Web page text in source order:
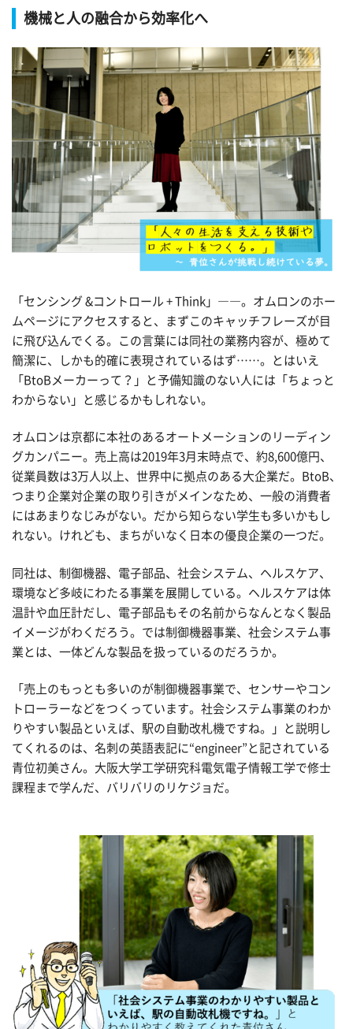
機械と人の融合から効率化へ
「センシング &コントロール + Think」――。オムロンのホー
ムページにアクセスすると、まずこのキャッチフレーズが目
に飛び込んでくる。この言葉には同社の業務内容が、極めて
簡潔に、しかも的確に表現されているはず……。とはいえ
「BtoBメーカーって？」と予備知識のない人には「ちょっと
わからない」と感じるかもしれない。
オムロンは京都に本社のあるオートメーションのリーディン
グカンパニー。売上高は2019年3月末時点で、約8,600億円、
従業員数は3万人以上、世界中に拠点のある大企業だ。BtoB、
つまり企業対企業の取り引きがメインなため、一般の消費者
にはあまりなじみがない。だから知らない学生も多いかもし
れない。けれども、まちがいなく日本の優良企業の一つだ。
同社は、制御機器、電子部品、社会システム、ヘルスケア、
環境など多岐にわたる事業を展開している。ヘルスケアは体
温計や血圧計だし、電子部品もその名前からなんとなく製品
イメージがわくだろう。では制御機器事業、社会システム事
業とは、一体どんな製品を扱っているのだろうか。
「売上のもっとも多いのが制御機器事業で、センサーやコン
トローラーなどをつくっています。社会システム事業のわか
りやすい製品といえば、駅の自動改札機ですね。」と説明し
てくれるのは、名刺の英語表記に“engineer”と記されている
青位初美さん。大阪大学工学研究科電気電子情報工学で修士
課程まで学んだ、バリバリのリケジョだ。